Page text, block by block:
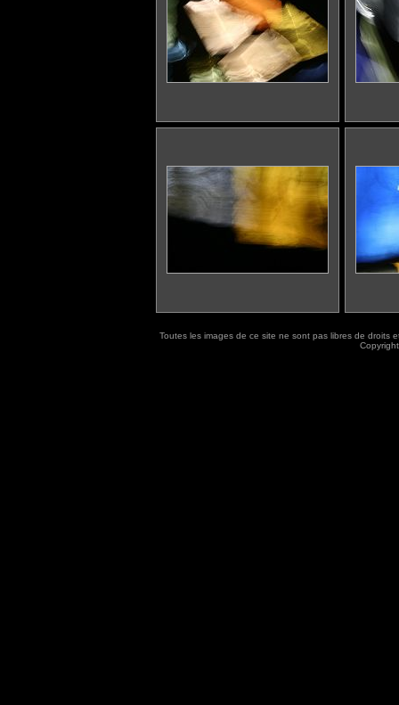
Toutes les images de ce site ne sont pas libres de droits